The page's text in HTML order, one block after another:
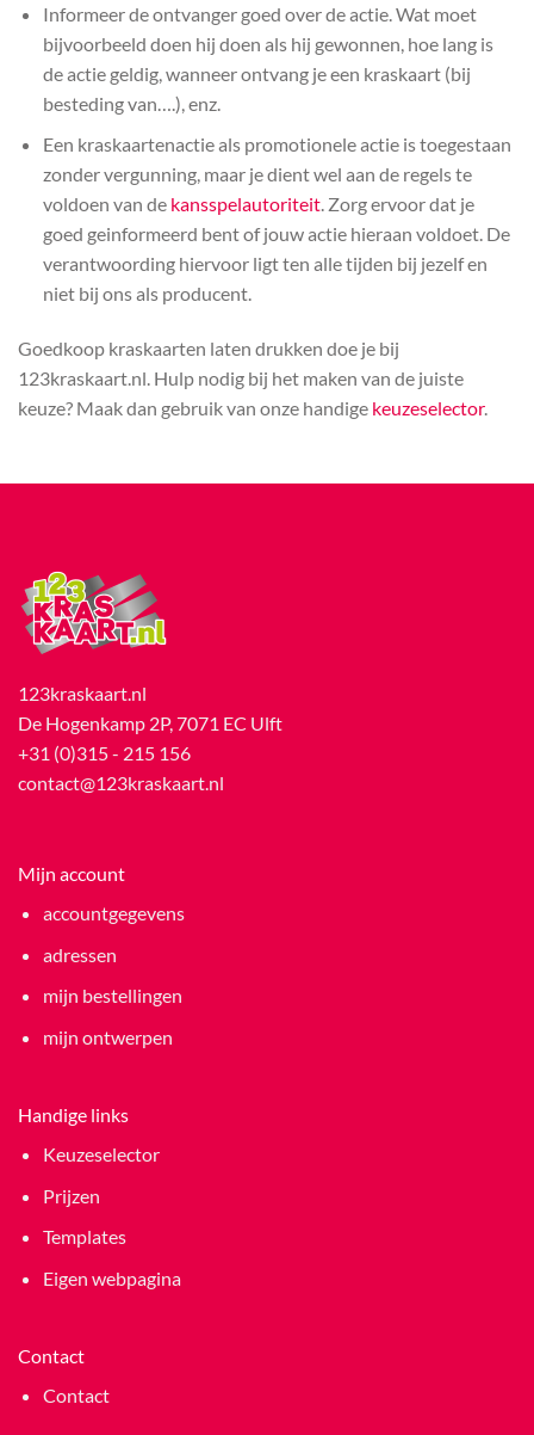
Informeer de ontvanger goed over de actie. Wat moet
bijvoorbeeld doen hij doen als hij gewonnen, hoe lang is
de actie geldig, wanneer ontvang je een kraskaart (bij
besteding van….), enz.
Een kraskaartenactie als promotionele actie is toegestaan
zonder vergunning, maar je dient wel aan de regels te
voldoen van de kansspelautoriteit. Zorg ervoor dat je
goed geinformeerd bent of jouw actie hieraan voldoet. De
verantwoording hiervoor ligt ten alle tijden bij jezelf en
niet bij ons als producent.
Goedkoop kraskaarten laten drukken doe je bij
123kraskaart.nl. Hulp nodig bij het maken van de juiste
keuze? Maak dan gebruik van onze handige keuzeselector.
123kraskaart.nl
De Hogenkamp 2P, 7071 EC Ulft
+31 (0)315 - 215 156
contact@123kraskaart.nl
Mijn account
accountgegevens
adressen
mijn bestellingen
mijn ontwerpen
Handige links
Keuzeselector
Prijzen
Templates
Eigen webpagina
Contact
Contact